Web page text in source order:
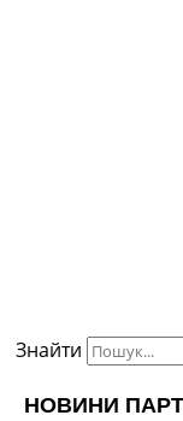
Знайти